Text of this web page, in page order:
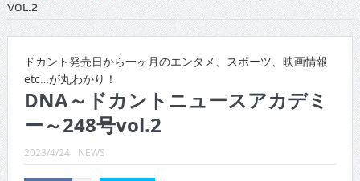
CINEMA×STYLE 291号
CINEMA×STYLE 289号
CINEMA×STYLE 288号
CINEMA×STYLE 287号
VOL.2
ドカント発売日から一ヶ月のエンタメ、スポーツ、映画情報
etc…が丸わかり！
DNA～ドカントニュースアカデミ
ー～248号vol.2
2023/4/24 NEWS